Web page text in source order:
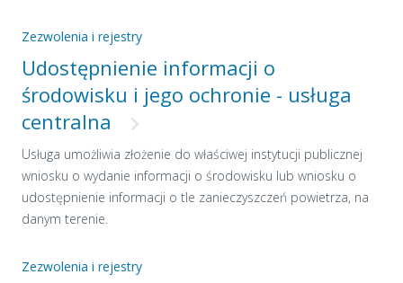
Zezwolenia i rejestry
Udostępnienie informacji o
środowisku i jego ochronie - usługa
centralna
Usługa umożliwia złożenie do właściwej instytucji publicznej
wniosku o wydanie informacji o środowisku lub wniosku o
udostępnienie informacji o tle zanieczyszczeń powietrza, na
danym terenie.
Zezwolenia i rejestry